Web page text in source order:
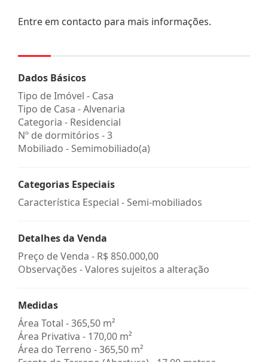
Entre em contacto para mais informações.
Dados Básicos
Tipo de Imóvel - Casa
Tipo de Casa - Alvenaria
Categoria - Residencial
Nº de dormitórios - 3
Mobiliado - Semimobiliado(a)
Categorias Especiais
Característica Especial - Semi-mobiliados
Detalhes da Venda
Preço de Venda - R$ 850.000,00
Observações - Valores sujeitos a alteração
Medidas
Área Total - 365,50 m²
Área Privativa - 170,00 m²
Área do Terreno - 365,50 m²